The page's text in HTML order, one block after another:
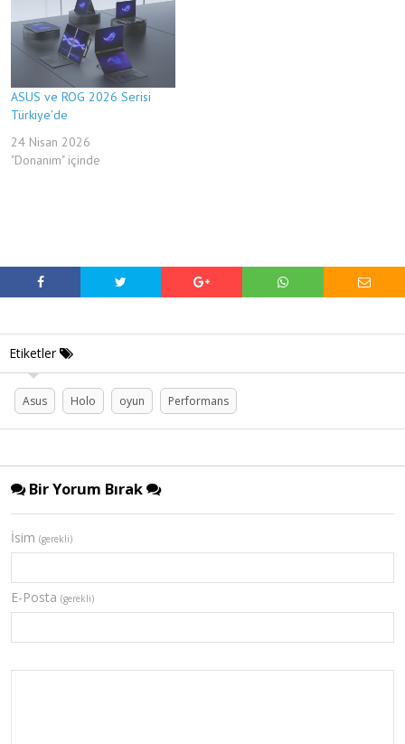
ASUS ve ROG 2026 Serisi
Türkiye’de
24 Nisan 2026
"Donanım" içinde
Etiketler
Asus Holo oyun Performans
Bir Yorum Bırak
İsim (gerekli)
E-Posta (gerekli)